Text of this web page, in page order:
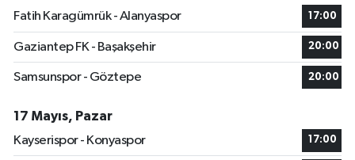
Fatih Karagümrük - Alanyaspor
17:00
Gaziantep FK - Başakşehir 20:00
Samsunspor - Göztepe 20:00
17 Mayıs, Pazar
Kayserispor - Konyaspor
17:00